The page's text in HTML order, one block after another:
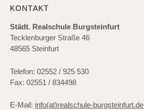
KONTAKT
Städt. Realschule Burgsteinfurt
Tecklenburger Straße 46
48565 Steinfurt
Telefon: 02552 / 925 530
Fax: 02551 / 834498
E-Mail: info(at)realschule-burgsteinfurt.de